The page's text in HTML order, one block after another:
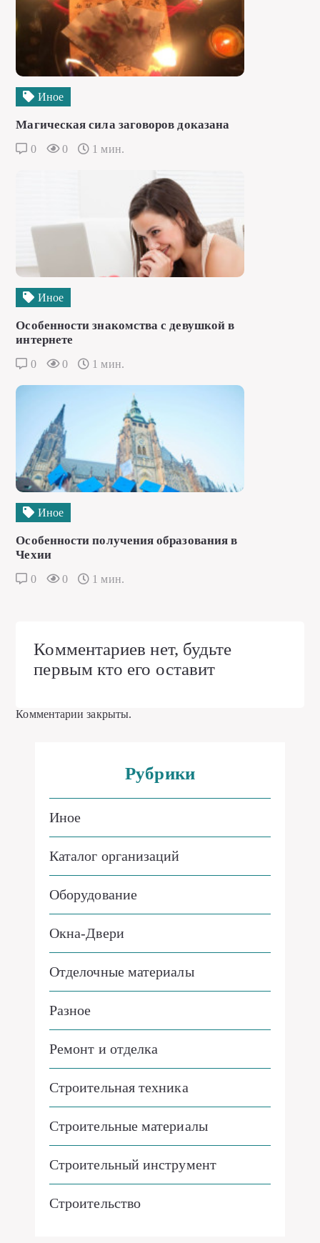
Иное
Магическая сила заговоров доказана
0 0 1 мин.
Иное
Особенности знакомства с девушкой в
интернете
0 0 1 мин.
Иное
Особенности получения образования в
Чехии
0 0 1 мин.
Комментариев нет, будьте
первым кто его оставит
Комментарии закрыты.
Рубрики
Иное
Каталог организаций
Оборудование
Окна-Двери
Отделочные материалы
Разное
Ремонт и отделка
Строительная техника
Строительные материалы
Строительный инструмент
Строительство